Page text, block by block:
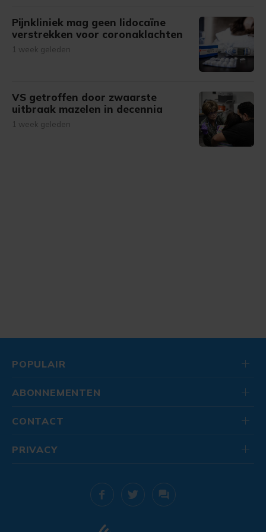
Pijnkliniek mag geen lidocaïne
verstrekken voor coronaklachten
1 week geleden
VS getroffen door zwaarste
uitbraak mazelen in decennia
1 week geleden
POPULAIR
ABONNEMENTEN
CONTACT
PRIVACY